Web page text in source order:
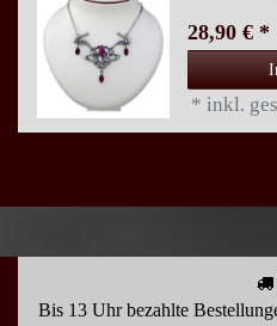
28,90 € *
* inkl.
Bis 13 Uhr bezahlte